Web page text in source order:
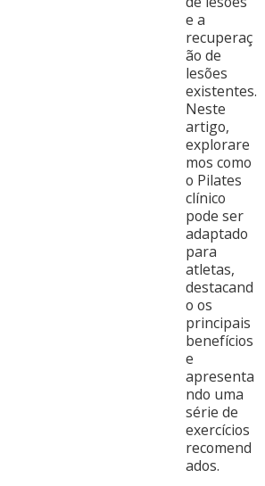
e a
recuperaç
ão de
lesões
existentes.
Neste
artigo,
explorare
mos como
o Pilates
clínico
pode ser
adaptado
para
atletas,
destacand
o os
principais
benefícios
e
apresenta
ndo uma
série de
exercícios
recomend
ados.